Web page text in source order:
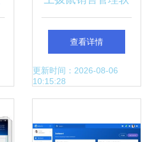
件 V1.8.2 官方版
提效与省成本的三
查看详情
更新时间：2026-08-06
10:15:28